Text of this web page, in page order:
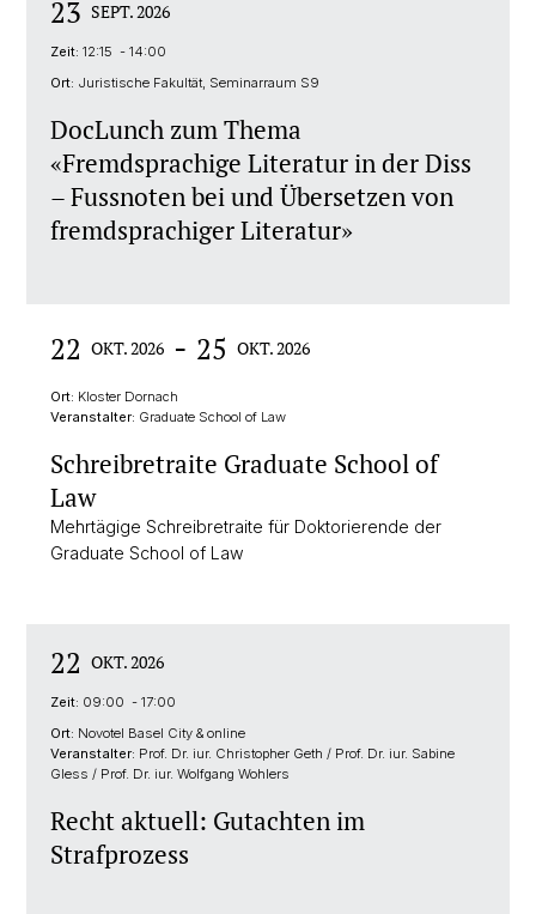
23 SEPT. 2026
Zeit: 12:15 - 14:00
Ort: Juristische Fakultät, Seminarraum S9
DocLunch zum Thema
«Fremdsprachige Literatur in der Diss
– Fussnoten bei und Übersetzen von
fremdsprachiger Literatur»
22 OKT. 2026 - 25 OKT. 2026
Ort: Kloster Dornach
Veranstalter: Graduate School of Law
Schreibretraite Graduate School of
Law
Mehrtägige Schreibretraite für Doktorierende der
Graduate School of Law
22 OKT. 2026
Zeit: 09:00 - 17:00
Ort: Novotel Basel City & online
Veranstalter: Prof. Dr. iur. Christopher Geth / Prof. Dr. iur. Sabine
Gless / Prof. Dr. iur. Wolfgang Wohlers
Recht aktuell: Gutachten im
Strafprozess